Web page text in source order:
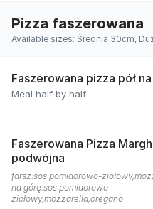
Pizza faszerowana
Available sizes: Średnia 30cm,
Faszerowana pizza pół na
Meal half by half
Faszerowana Pizza
podwójna
farsz:sos pomidorowo-
na górę:sos pomidorowo-
ziołowy,mozzarella,oregano